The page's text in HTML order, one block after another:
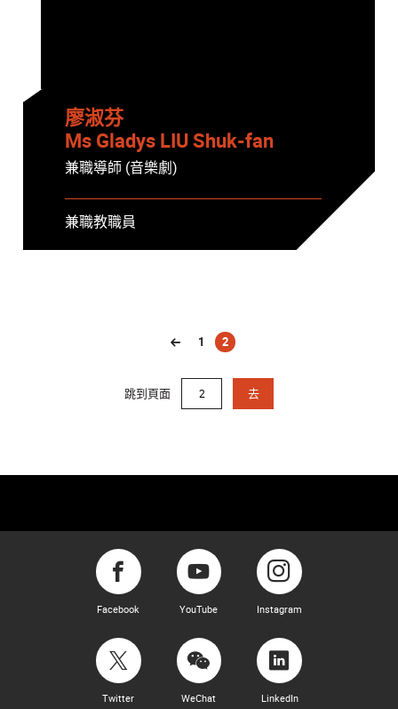
廖淑芬
Ms Gladys LIU Shuk-fan
兼職導師 (音樂劇)
兼職教職員
1 2
(current)
跳到頁面 去
Facebook YouTube Instagram
Twitter WeChat LinkedIn